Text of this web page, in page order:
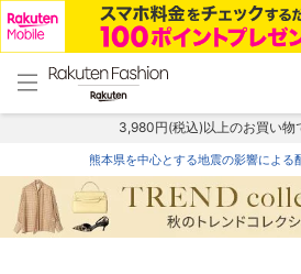
menu home
トップ
3,980円(税込)以上のお買い物
熊本県を中心とする地震の影響による